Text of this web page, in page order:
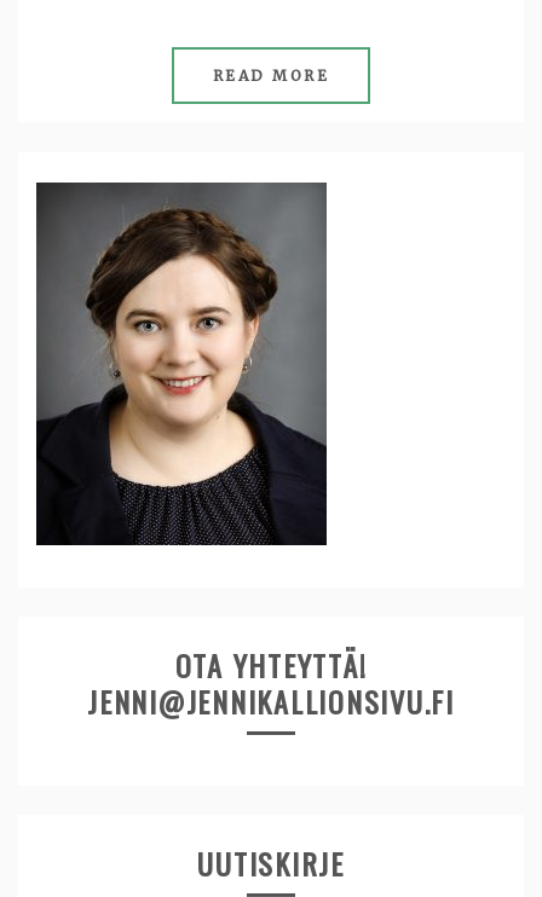
READ MORE
OTA YHTEYTTÄ!
JENNI@JENNIKALLIONSIVU.FI
UUTISKIRJE